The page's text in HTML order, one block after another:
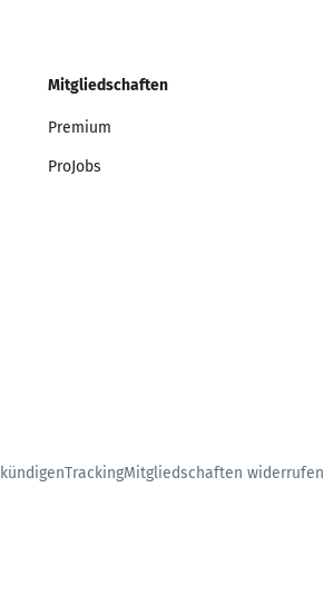
Mitgliedschaften
Premium
ProJobs
TrackingMitgliedschaften widerrufen